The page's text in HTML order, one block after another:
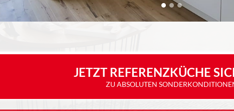
JETZT REFERENZKÜCHE
ZU ABSOLUTEN